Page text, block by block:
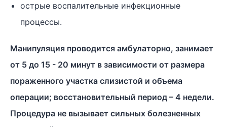
острые воспалительные инфекционные
процессы.
Манипуляция проводится амбулаторно, занимает
от 5 до 15 - 20 минут в зависимости от размера
пораженного участка слизистой и объема
операции; восстановительный период – 4 недели.
Процедура не вызывает сильных болезненных